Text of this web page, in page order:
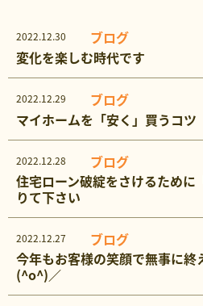
2022.12.30
ブログ
変化を楽しむ時代です
2022.12.29
ブログ
マイホームを「安く」買うコツ
2022.12.28
ブログ
住宅ローン破綻をさけるために
りて下さい
2022.12.27
ブログ
今年もお客様の笑顔で無事に終
(^o^)／